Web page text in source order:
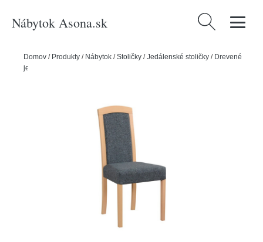
Nábytok Asona.sk Hľadať:
Domov / Produkty / Nábytok /Stoličky /Jedálenské stoličky / Drevené
jedálenské stoličky